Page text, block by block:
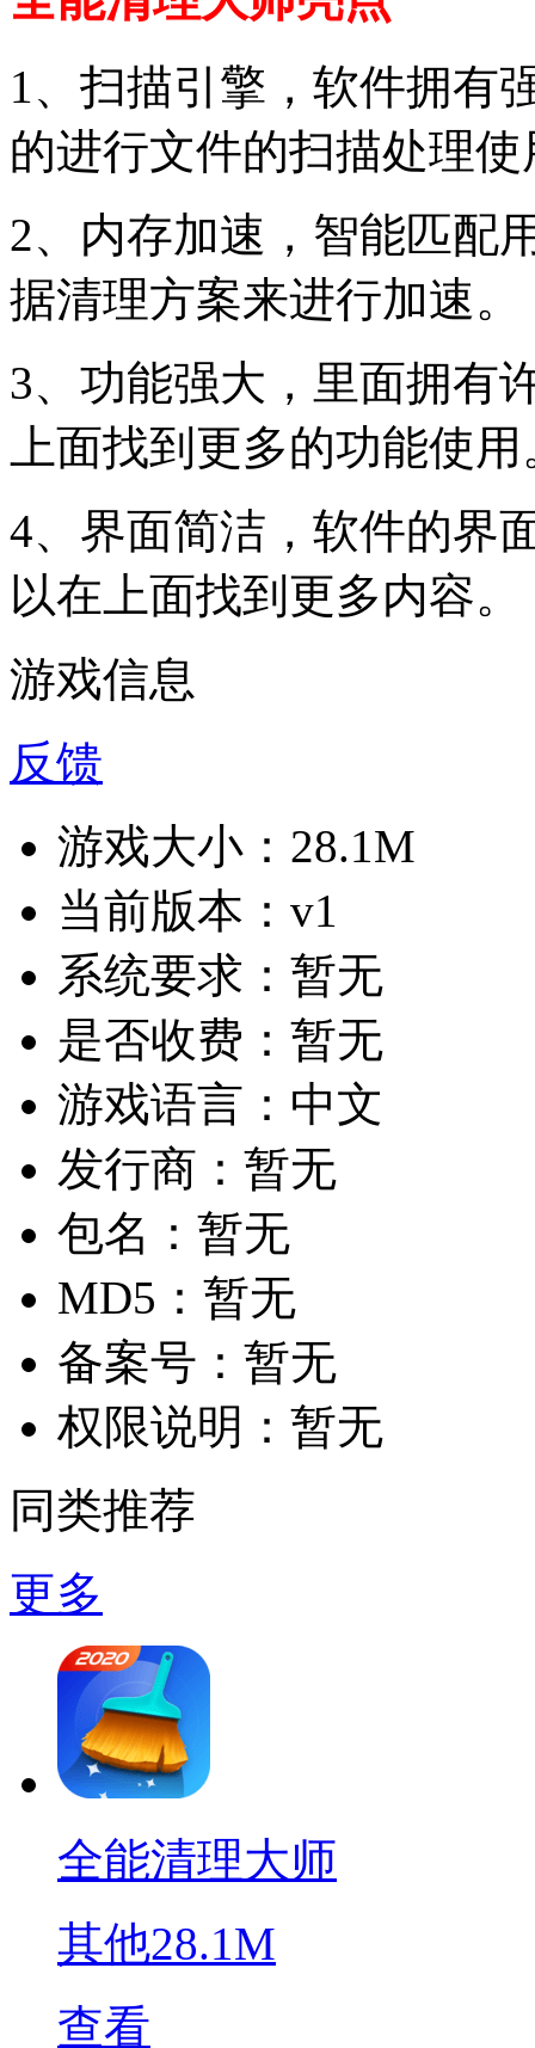
1、扫描引擎，软件拥有
的进行文件的扫描处理使
2、内存加速，智能匹配
据清理方案来进行加速。
3、功能强大，里面拥有
上面找到更多的功能使用
4、界面简洁，软件的界
以在上面找到更多内容。
游戏信息
反馈
游戏大小： 28.1M
当前版本： v1
系统要求： 暂无
是否收费： 暂无
游戏语言： 中文
发行商： 暂无
包名： 暂无
MD5： 暂无
备案号： 暂无
权限说明： 暂无
同类推荐
更多
全能清理大师
其他28.1M
查看